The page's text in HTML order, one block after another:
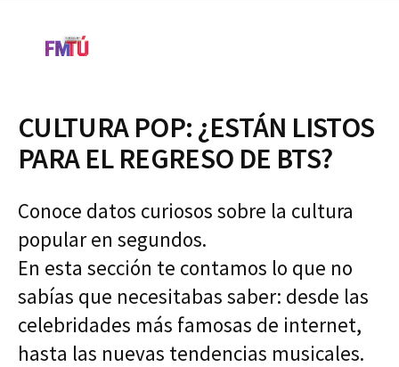
CULTURA POP: ¿ESTÁN LISTOS
PARA EL REGRESO DE BTS?
Conoce datos curiosos sobre la cultura
popular en segundos.
En esta sección te contamos lo que no
sabías que necesitabas saber: desde las
celebridades más famosas de internet,
hasta las nuevas tendencias musicales.